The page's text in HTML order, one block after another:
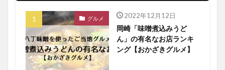
グルメ 2022年12月12日
岡崎「味噌煮込みうど
ん」の有名なお店ランキ
ング【おかざきグルメ】